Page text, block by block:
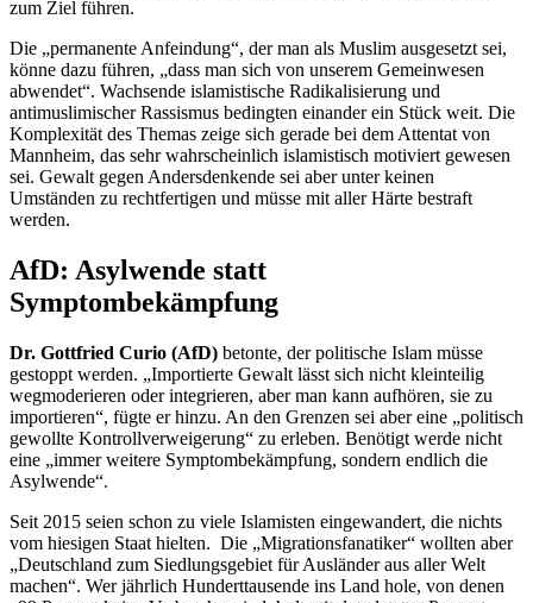
zum Ziel führen.
Die „permanente Anfeindung“, der man als Muslim ausgesetzt sei,
könne dazu führen, „dass man sich von unserem Gemeinwesen
abwendet“. Wachsende islamistische Radikalisierung und
antimuslimischer Rassismus bedingten einander ein Stück weit. Die
Komplexität des Themas zeige sich gerade bei dem Attentat von
Mannheim, das sehr wahrscheinlich islamistisch motiviert gewesen
sei. Gewalt gegen Andersdenkende sei aber unter keinen
Umständen zu rechtfertigen und müsse mit aller Härte bestraft
werden.
AfD: Asylwende statt
Symptombekämpfung
Dr. Gottfried Curio (AfD) betonte, der politische Islam müsse
gestoppt werden. „Importierte Gewalt lässt sich nicht kleinteilig
wegmoderieren oder integrieren, aber man kann aufhören, sie zu
importieren“, fügte er hinzu. An den Grenzen sei aber eine „politisch
gewollte Kontrollverweigerung“ zu erleben. Benötigt werde nicht
eine „immer weitere Symptombekämpfung, sondern endlich die
Asylwende“.
Seit 2015 seien schon zu viele Islamisten eingewandert, die nichts
vom hiesigen Staat hielten. Die „Migrationsfanatiker“ wollten aber
„Deutschland zum Siedlungsgebiet für Ausländer aus aller Welt
machen“. Wer jährlich Hunderttausende ins Land hole, von denen